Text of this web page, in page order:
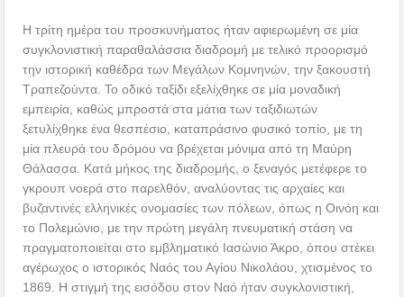
Η τρίτη ημέρα του προσκυνήματος ήταν αφιερωμένη σε μία
συγκλονιστική παραθαλάσσια διαδρομή με τελικό προορισμό
την ιστορική καθέδρα των Μεγάλων Κομνηνών, την ξακουστή
Τραπεζούντα. Το οδικό ταξίδι εξελίχθηκε σε μία μοναδική
εμπειρία, καθώς μπροστά στα μάτια των ταξιδιωτών
ξετυλίχθηκε ένα θεσπέσιο, καταπράσινο φυσικό τοπίο, με τη
μία πλευρά του δρόμου να βρέχεται μόνιμα από τη Μαύρη
Θάλασσα. Κατά μήκος της διαδρομής, ο ξεναγός μετέφερε το
γκρουπ νοερά στο παρελθόν, αναλύοντας τις αρχαίες και
βυζαντινές ελληνικές ονομασίες των πόλεων, όπως η Οινόη και
το Πολεμώνιο, με την πρώτη μεγάλη πνευματική στάση να
πραγματοποιείται στο εμβληματικό Ιασώνιο Άκρο, όπου στέκει
αγέρωχος ο ιστορικός Ναός του Αγίου Νικολάου, χτισμένος το
1869. Η στιγμή της εισόδου στον Ναό ήταν συγκλονιστική,